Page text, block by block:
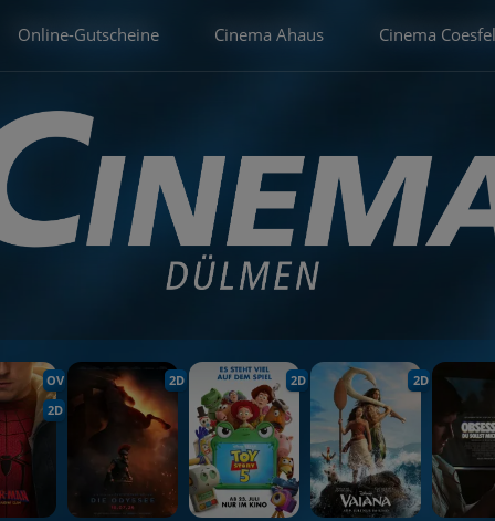
Online-Gutscheine Cinema Ahaus Cinema
OV
2D
2D 2D 2D